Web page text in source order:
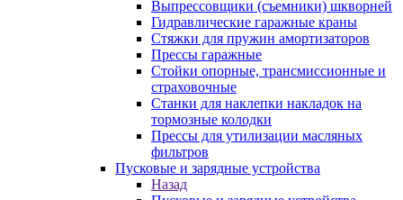
Выпрессовщики (съемники) шкворней
Гидравлические гаражные краны
Стяжки для пружин амортизаторов
Прессы гаражные
Стойки опорные, трансмиссионные и
страховочные
Станки для наклепки накладок на
тормозные колодки
Прессы для утилизации масляных
фильтров
Пусковые и зарядные устройства
Назад